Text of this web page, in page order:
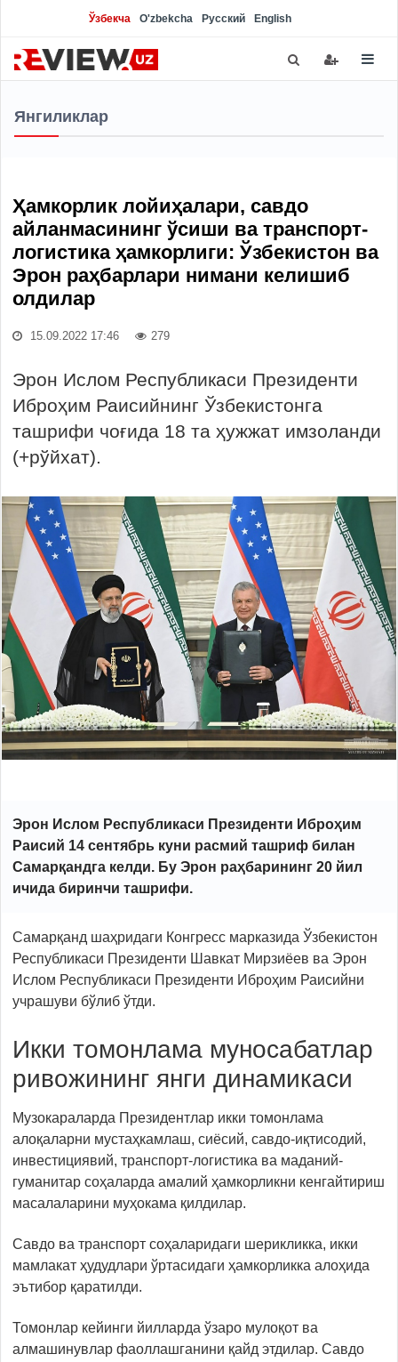
Ўзбекча O'zbekcha Русский English
Янгиликлар
Ҳамкорлик лойиҳалари, савдо
айланмасининг ўсиши ва транспорт-
логистика ҳамкорлиги: Ўзбекистон ва
Эрон раҳбарлари нимани келишиб
олдилар
15.09.2022 17:46 279
Эрон Ислом Республикаси Президенти
Иброҳим Раисийнинг Ўзбекистонга
ташрифи чоғида 18 та ҳужжат имзоланди
(+рўйхат).
Эрон Ислом Республикаси Президенти Иброҳим
Раисий 14 сентябрь куни расмий ташриф билан
Самарқандга келди. Бу Эрон раҳбарининг 20 йил
ичида биринчи ташрифи.
Самарқанд шаҳридаги Конгресс марказида Ўзбекистон
Республикаси Президенти Шавкат Мирзиёев ва Эрон
Ислом Республикаси Президенти Иброҳим Раисийни
учрашуви бўлиб ўтди.
Икки томонлама муносабатлар
ривожининг янги динамикаси
Музокараларда Президентлар икки томонлама
алоқаларни мустаҳкамлаш, сиёсий, савдо-иқтисодий,
инвестициявий, транспорт-логистика ва маданий-
гуманитар соҳаларда амалий ҳамкорликни кенгайтириш
масалаларини муҳокама қилдилар.
Савдо ва транспорт соҳаларидаги шерикликка, икки
мамлакат ҳудудлари ўртасидаги ҳамкорликка алоҳида
эътибор қаратилди.
Томонлар кейинги йилларда ўзаро мулоқот ва
алмашинувлар фаоллашганини қайд этдилар. Савдо